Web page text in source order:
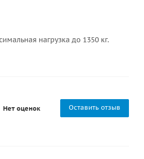
нагрузка до 1350 кг.
Нет оценок Оставить отзыв